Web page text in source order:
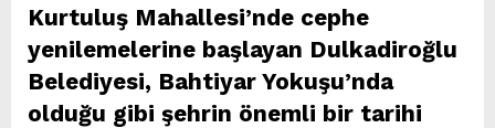
Kurtuluş Mahallesi’nde cephe
yenilemelerine başlayan Dulkadiroğlu
Belediyesi, Bahtiyar Yokuşu’nda
olduğu gibi şehrin önemli bir tarihi